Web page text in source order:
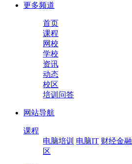
更多频道
首页
课程
网校
学校
资讯
动态
校区
培训问答
网站导航
课程
电脑培训 电脑IT 财经金融
区